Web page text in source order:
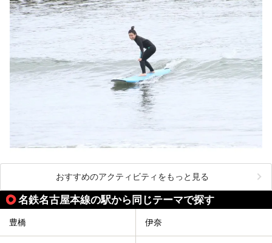
おすすめのアクティビティをもっと見る
名鉄名古屋本線の駅から同じテーマで探す
豊橋 伊奈